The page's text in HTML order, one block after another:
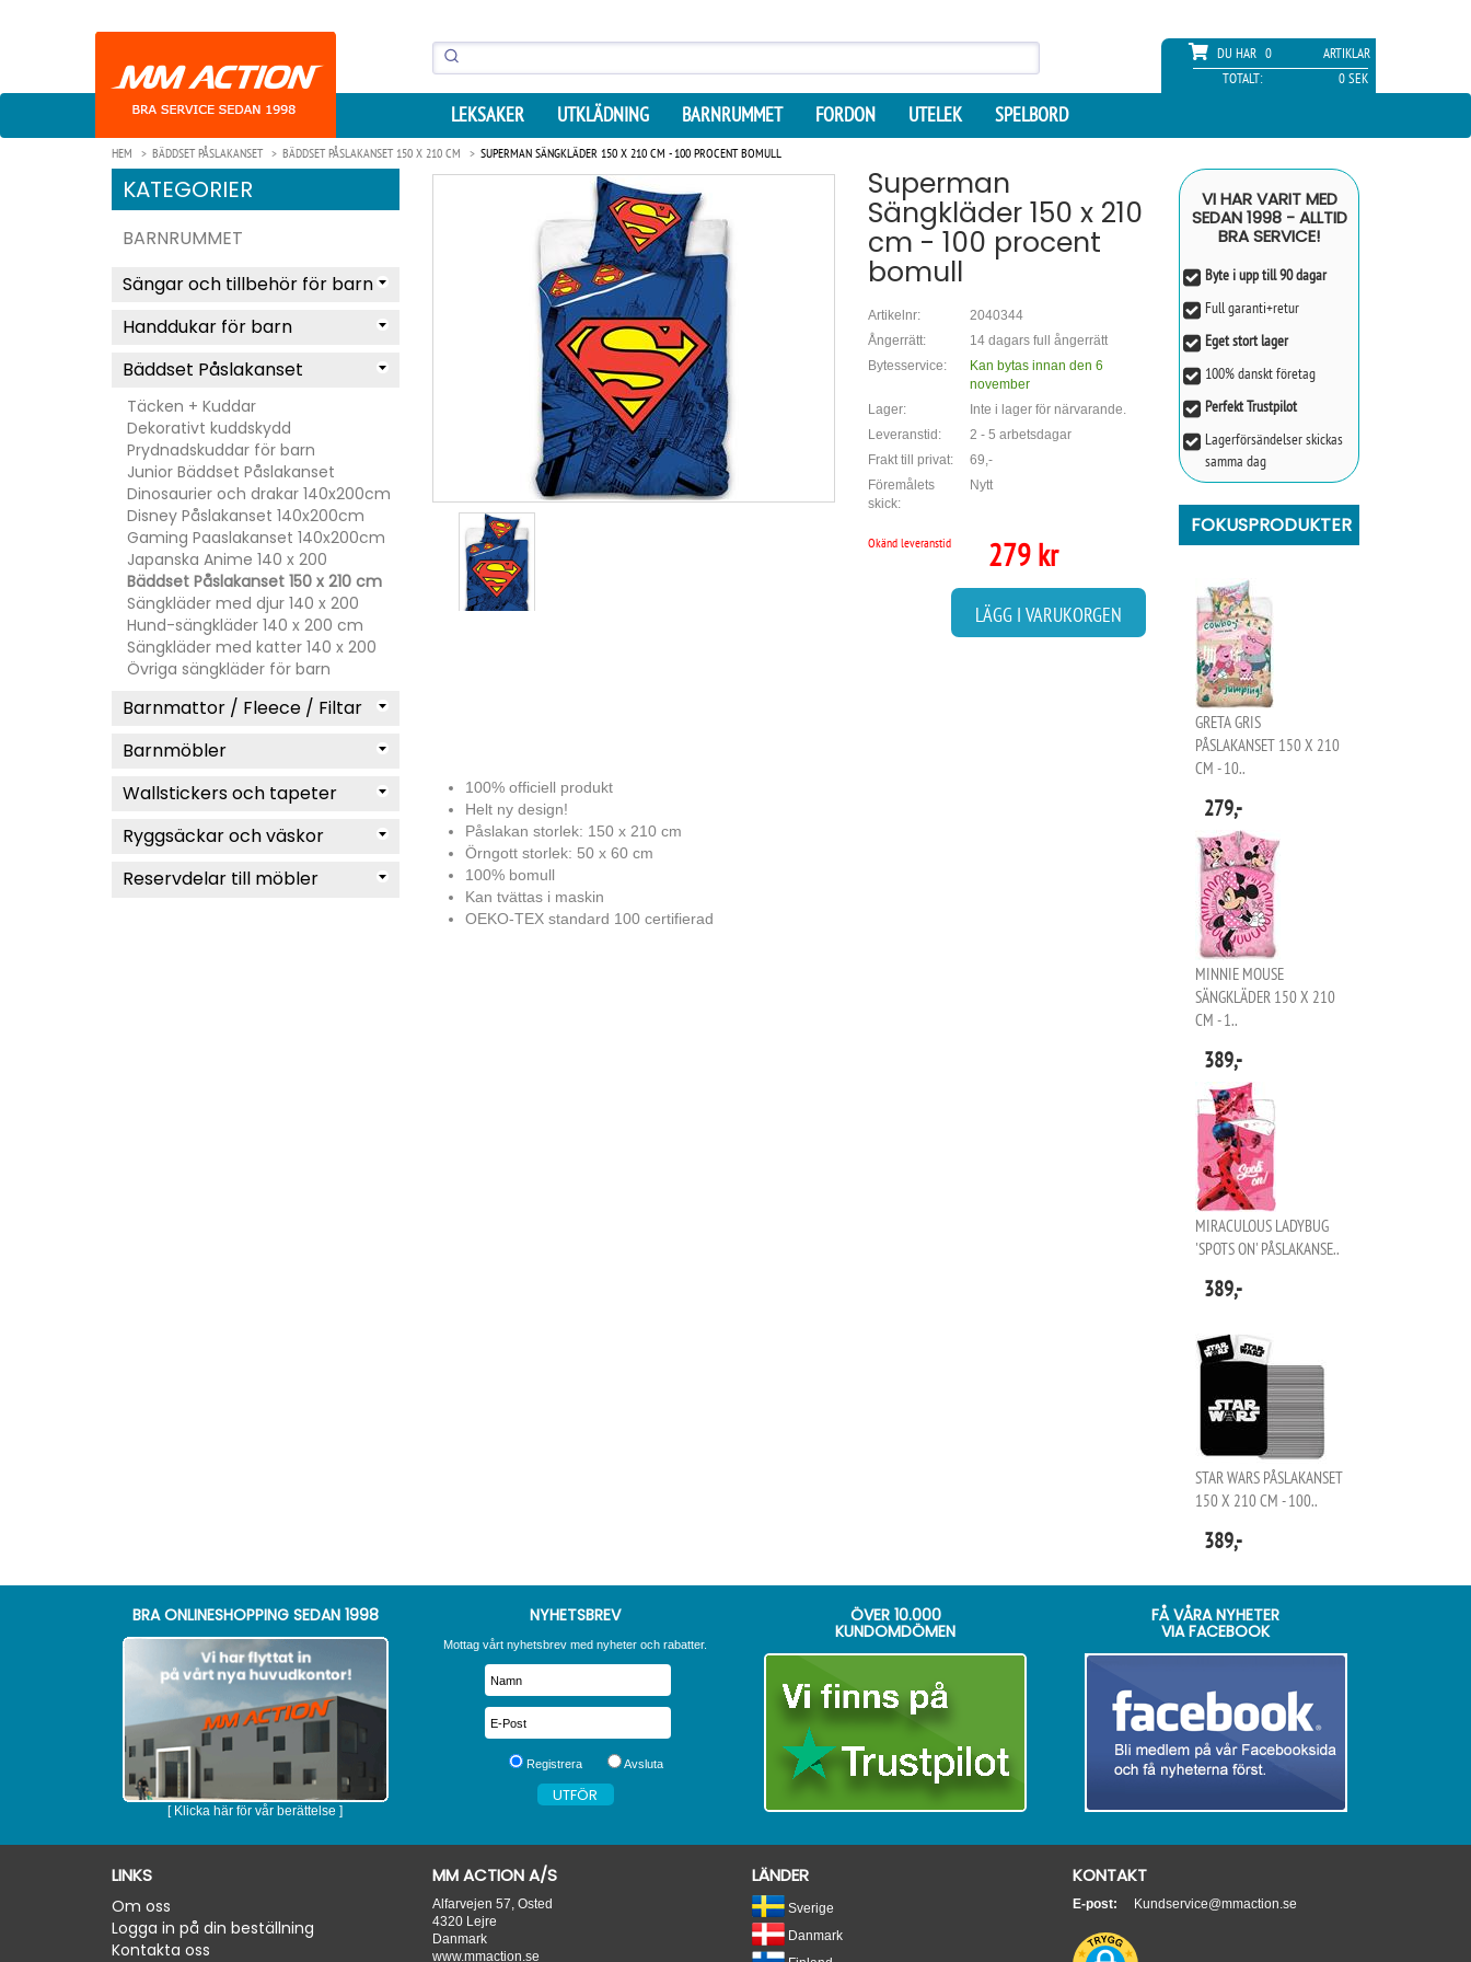
DU HAR 0
ARTIKLAR
TOTALT:
0 SEK
LEKSAKER UTKLÄDNING BARNRUMMET FORDON UTELEK SPELBORD
HEM BÄDDSET PÅSLAKANSET BÄDDSET PÅSLAKANSET 150 X 210 CM SUPERMAN SÄNGKLÄDER 150 X 210 CM - 100 PROCENT BOMULL
KATEGORIER
BARNRUMMET
Sängar och tillbehör för barn
Handdukar för barn
Bäddset Påslakanset
Täcken + Kuddar
Dekorativt kuddskydd
Prydnadskuddar för barn
Junior Bäddset Påslakanset
Dinosaurier och drakar 140x200cm
Disney Påslakanset 140x200cm
Gaming Paaslakanset 140x200cm
Japanska Anime 140 x 200
Bäddset Påslakanset 150 x 210 cm
Sängkläder med djur 140 x 200
Hund-sängkläder 140 x 200 cm
Sängkläder med katter 140 x 200
Övriga sängkläder för barn
Barnmattor / Fleece / Filtar
Barnmöbler
Wallstickers och tapeter
Ryggsäckar och väskor
Reservdelar till möbler
Superman
Sängkläder 150 x 210
cm - 100 procent
bomull
Artikelnr:
2040344
Ångerrätt:
14 dagars full ångerrätt
Bytesservice:
Kan bytas innan den 6
november
Lager:
Inte i lager för närvarande.
Leveranstid:
2 - 5 arbetsdagar
Frakt till privat:
69,-
Föremålets
skick:
Nytt
Okänd leveranstid 279 kr
LÄGG I VARUKORGEN
100% officiell produkt
Helt ny design!
Påslakan storlek: 150 x 210 cm
Örngott storlek: 50 x 60 cm
100% bomull
Kan tvättas i maskin
OEKO-TEX standard 100 certifierad
VI HAR VARIT MED
SEDAN 1998 - ALLTID
BRA SERVICE!
Byte i upp till 90 dagar
Full garanti+retur
Eget stort lager
100% danskt företag
Perfekt Trustpilot
Lagerförsändelser skickas
samma dag
FOKUSPRODUKTER
GRETA GRIS
PÅSLAKANSET 150 X 210
CM - 10..
279,-
MINNIE MOUSE
SÄNGKLÄDER 150 X 210
CM - 1..
389,-
MIRACULOUS LADYBUG
'SPOTS ON' PÅSLAKANSE..
389,-
STAR WARS PÅSLAKANSET
150 X 210 CM - 100..
389,-
BRA ONLINESHOPPING SEDAN 1998
[ Klicka här för vår berättelse ]
NYHETSBREV
Mottag vårt nyhetsbrev med nyheter och rabatter.
Registrera Avsluta
ÖVER 10.000
KUNDOMDÖMEN
FÅ VÅRA NYHETER
VIA FACEBOOK
LINKS
Om oss
Logga in på din beställning
Kontakta oss
MM ACTION A/S
Alfarvejen 57, Osted
4320 Lejre
Danmark
www.mmaction.se
LÄNDER
Sverige
Danmark
KONTAKT
E-post: Kundservice@mmaction.se